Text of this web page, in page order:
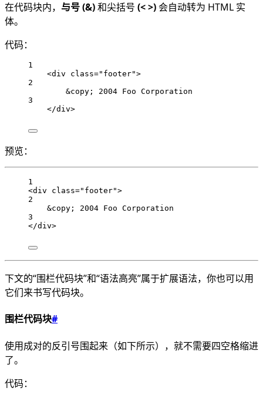
在代码块内， 与号 (&)和尖括号 (< >) 会自动转为 HTML 实
体。
代码：
1
<div class="footer">
2
&copy; 2004 Foo Corporation
3
</div>
预览：
1
<div class="footer">
2
&copy; 2004 Foo Corporation
3
</div>
下文的“围栏代码块”和“语法高亮”属于扩展语法，你也可以用
它们来书写代码块。
围栏代码块#
使用成对的反引号围起来（如下所示），就不需要四空格缩进
了。
代码：